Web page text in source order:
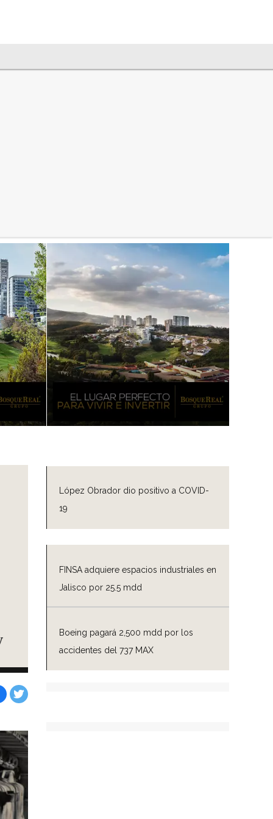
López Obrador dio positivo a COVID-
19
FINSA adquiere espacios industriales en
Jalisco por 25.5 mdd
Boeing pagará 2,500 mdd por los
accidentes del 737 MAX